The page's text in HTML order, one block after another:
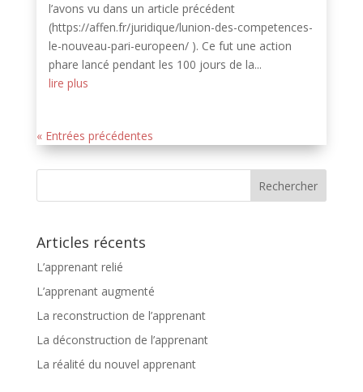
l’avons vu dans un article précédent
(https://affen.fr/juridique/lunion-des-competences-
le-nouveau-pari-europeen/ ). Ce fut une action
phare lancé pendant les 100 jours de la...
lire plus
« Entrées précédentes
Articles récents
L’apprenant relié
L’apprenant augmenté
La reconstruction de l’apprenant
La déconstruction de l’apprenant
La réalité du nouvel apprenant